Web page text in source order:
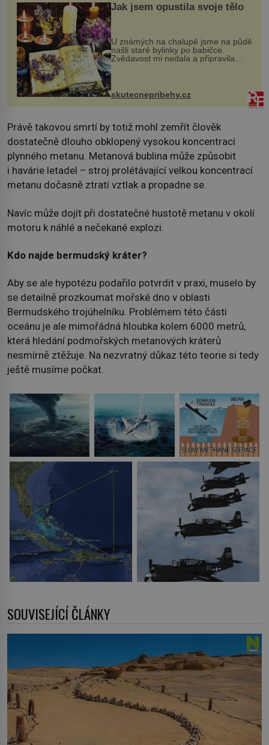
Jak jsem opustila svoje tělo
U známých na chalupě jsme na půdě
našli staré bylinky po babičce.
Zvědavost mi nedala a připravila
jsem si z nich lektvar… Zimní pobyt
na chalupě se pro mě vlastní vinou
změnil v děsivý zážitek, na kt...
skutecnepribehy.cz
Právě takovou smrtí by totiž mohl zemřít člověk
dostatečně dlouho obklopený vysokou koncentrací
plynného metanu. Metanová bublina může způsobit
i havárie letadel – stroj prolétávající velkou koncentrací
metanu dočasně ztratí vztlak a propadne se.
Navíc může dojít při dostatečné hustotě metanu v okolí
motoru k náhlé a nečekané explozi.
Kdo najde bermudský kráter?
Aby se ale hypotézu podařilo potvrdit v praxi, muselo by
se detailně prozkoumat mořské dno v oblasti
Bermudského trojúhelníku. Problémem této části
oceánu je ale mimořádná hloubka kolem 6000 metrů,
která hledání podmořských metanových kráterů
nesmírně ztěžuje. Na nezvratný důkaz této teorie si tedy
ještě musíme počkat.
SOUVISEJÍCÍ ČLÁNKY